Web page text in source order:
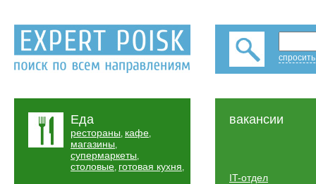
Еда
рестораны, кафе,
магазины,
супермаркеты,
столовые, готовая кухня,
вакансии
IT-отдел